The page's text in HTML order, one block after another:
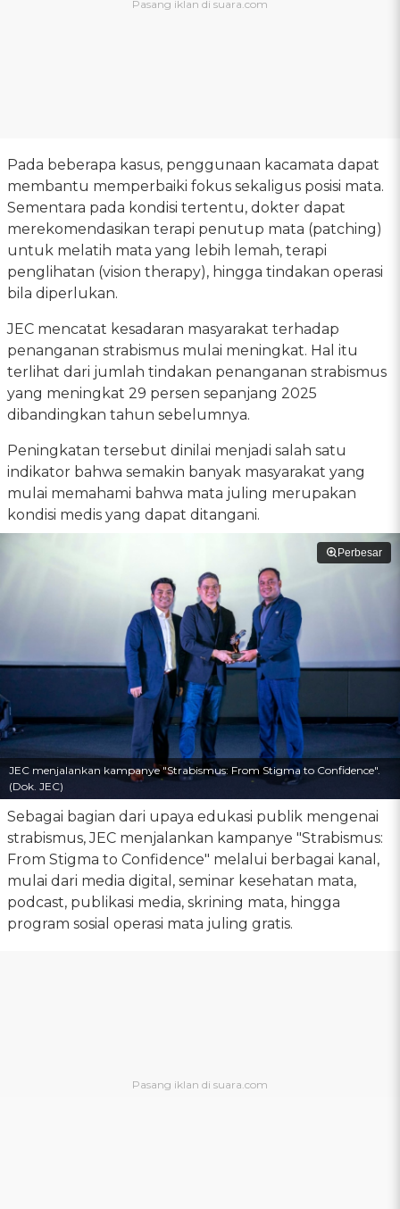
Pada beberapa kasus, penggunaan kacamata dapat
membantu memperbaiki fokus sekaligus posisi mata.
Sementara pada kondisi tertentu, dokter dapat
merekomendasikan terapi penutup mata (patching)
untuk melatih mata yang lebih lemah, terapi
penglihatan (vision therapy), hingga tindakan operasi
bila diperlukan.
JEC mencatat kesadaran masyarakat terhadap
penanganan strabismus mulai meningkat. Hal itu
terlihat dari jumlah tindakan penanganan strabismus
yang meningkat 29 persen sepanjang 2025
dibandingkan tahun sebelumnya.
Peningkatan tersebut dinilai menjadi salah satu
indikator bahwa semakin banyak masyarakat yang
mulai memahami bahwa mata juling merupakan
kondisi medis yang dapat ditangani.
Perbesar
JEC menjalankan kampanye "Strabismus: From Stigma to Confidence".
(Dok. JEC)
Sebagai bagian dari upaya edukasi publik mengenai
strabismus, JEC menjalankan kampanye "Strabismus:
From Stigma to Confidence" melalui berbagai kanal,
mulai dari media digital, seminar kesehatan mata,
podcast, publikasi media, skrining mata, hingga
program sosial operasi mata juling gratis.